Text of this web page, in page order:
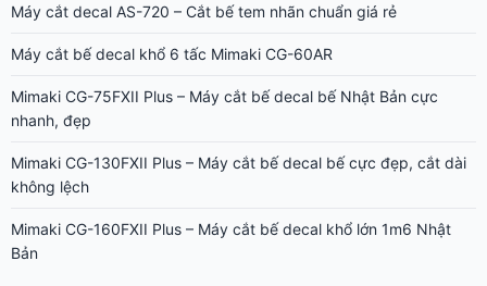
Máy cắt decal AS-720 – Cắt bế tem nhãn chuẩn giá rẻ
Máy cắt bế decal khổ 6 tấc Mimaki CG-60AR
Mimaki CG-75FXII Plus – Máy cắt bế decal bế Nhật Bản cực
nhanh, đẹp
Mimaki CG-130FXII Plus – Máy cắt bế decal bế cực đẹp, cắt dài
không lệch
Mimaki CG-160FXII Plus – Máy cắt bế decal khổ lớn 1m6 Nhật
Bản